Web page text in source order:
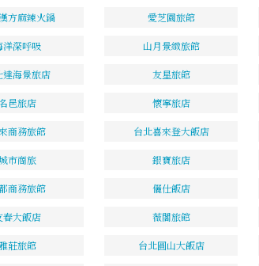
方麻辣火鍋 愛芝園旅館
洋深呼吸 山月景緻旅館
達海景旅店 友星旅館
邑旅店 懷寧旅店
商務旅館 台北喜來登大飯店
市商旅 銀寶旅店
商務旅館 儷仕飯店
春大飯店 薇閣旅館
莊旅館 台北圓山大飯店